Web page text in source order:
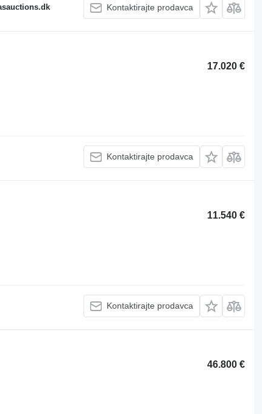
Kontaktirajte prodavca
17.020 €
Kontaktirajte prodavca
11.540 €
Kontaktirajte prodavca
46.800 €